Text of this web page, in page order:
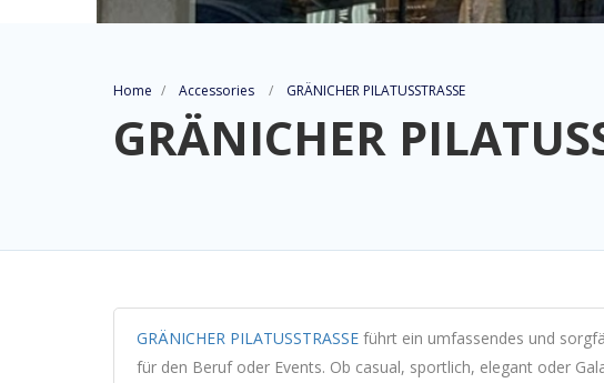
Home Accessories GRÄNICHER PILATUSSTRASSE
GRÄNICHER
GRÄNICHER PILATUSSTRASSE führt ein umfassendes und
für den Beruf oder Events. Ob casual, sportlich, elegant oder